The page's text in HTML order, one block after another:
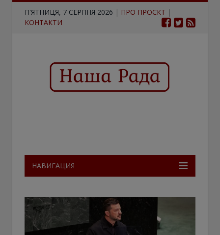
П'ЯТНИЦЯ, 7 СЕРПНЯ 2026 | ПРО ПРОЄКТ |
КОНТАКТИ
НАВИГАЦИЯ